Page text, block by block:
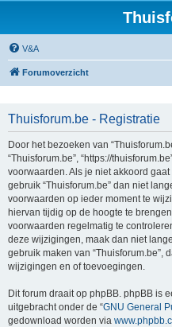
V&A
Forumoverzicht
Thuisforum.be - Registratie
Door het bezoeken van
“Thuisforum.be”, “https://
voorwaarden. Als je niet akkoord
gebruik “Thuisforum.be” dan niet
voorwaarden op ieder moment te
hiervan tijdig op de hoogte te
voorwaarden regelmatig te
deze wijzigingen, maak dan niet
gebruik maken van “Thuisforum.be”,
wijzigingen en of toevoegingen.
Dit forum draait op phpBB. phpBB is
uitgebracht onder de “GNU General
gedownload worden via